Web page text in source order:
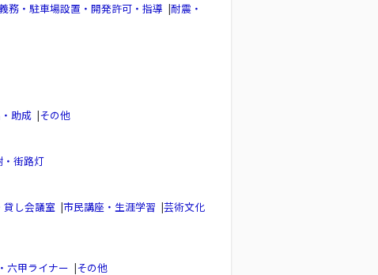
務・駐車場設置・開発許可・指導 |耐震・
助成 |その他
・街路灯
貸し会議室 |市民講座・生涯学習 |芸術文化
六甲ライナー |その他